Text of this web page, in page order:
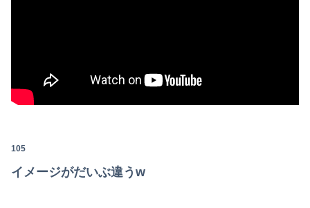
105
イメージがだいぶ違うw